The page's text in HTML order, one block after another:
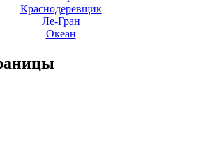
Краснодеревщик
Ле-Гран
Океан